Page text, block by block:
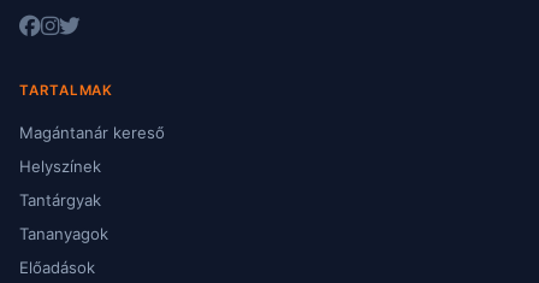
TARTALMAK
Magántanár kereső
Helyszínek
Tantárgyak
Tananyagok
Előadások